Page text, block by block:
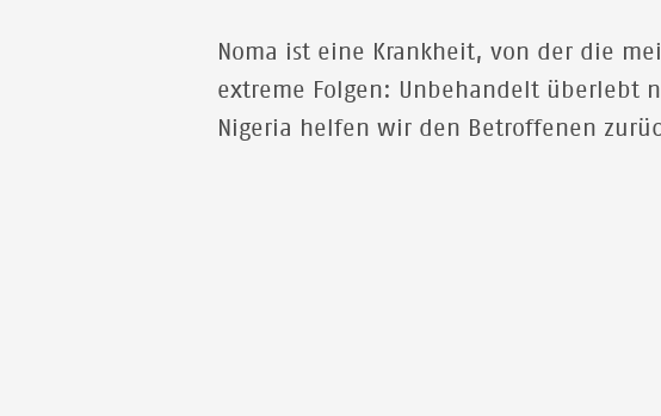
Noma ist eine Krankheit, von der die
extreme Folgen: Unbehandelt überlebt
Nigeria helfen wir den Betroffenen